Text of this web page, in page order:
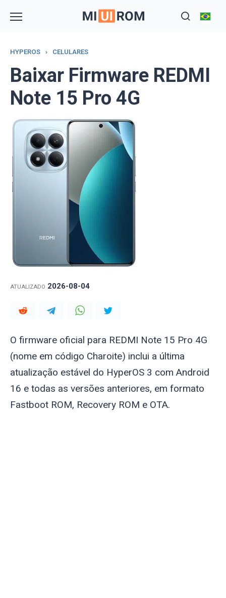
HYPEROS › CELULARES
Baixar Firmware REDMI
Note 15 Pro 4G
ATUALIZADO 2026-08-04
O firmware oficial para REDMI Note 15 Pro 4G
(nome em código Charoite) inclui a última
atualização estável do HyperOS 3 com Android
16 e todas as versões anteriores, em formato
Fastboot ROM, Recovery ROM e OTA.